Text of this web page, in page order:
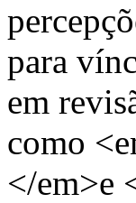
para
em
como
</em>e